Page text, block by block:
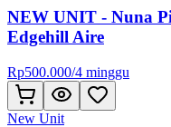
NEW UNIT - Nuna
Edgehill Aire
Rp500.000/4 minggu
New Unit